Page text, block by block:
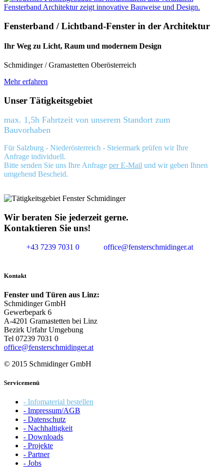
Fensterband / Lichtband-Fenster in der Architektur
Ihr Weg zu Licht, Raum und modernem Design
Schmidinger / Gramastetten Oberösterreich
Mehr erfahren
Unser Tätigkeitsgebiet
max. 1,5h Fahrtzeit von unserem Standort zum
Bauvorhaben
Für Salzburg - Niederösterreich - Steiermark prüfen wir Ihre
Anfrage individuell.
Bitte senden Sie uns Ihre Anfrage per E-Mail und wir geben Ihnen
umgehend Bescheid.
Wir beraten Sie jederzeit gerne.
Kontaktieren Sie uns!
+43 7239 7031 0 office@fensterschmidinger.at
Kontakt
Fenster und Türen aus Linz:
Schmidinger GmbH
Gewerbepark 6
A-4201 Gramastetten bei Linz
Bezirk Urfahr Umgebung
Tel 07239 7031 0
office@fensterschmidinger.at
© 2015 Schmidinger GmbH
Servicemenü
- Infomaterial bestellen
- Impressum/AGB
- Datenschutz
- Nachhaltigkeit
- Downloads
- Projekte
- Partner
- Jobs